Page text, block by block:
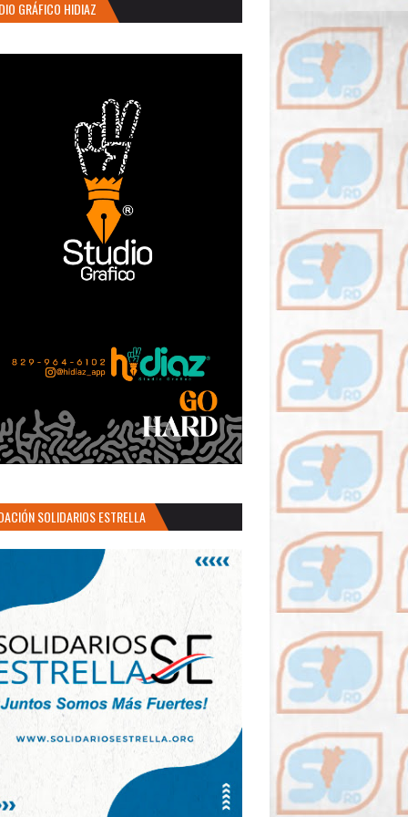
GRÁFICO HIDIAZ
SOLIDARIOS ESTRELLA